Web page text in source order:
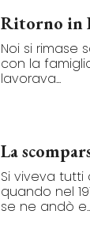
Ritorno in
Noi si rimase
con la
lavorava...
La
Si viveva tutti
quando nel
se ne andò